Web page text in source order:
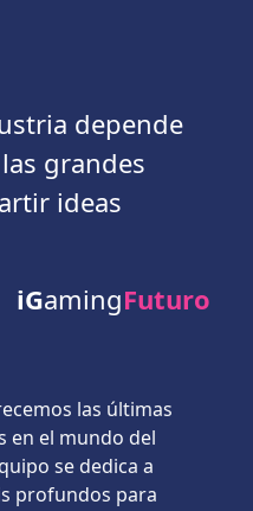
depende
grandes
ideas
iGamingFuturo
las últimas
en el mundo del
se dedica a
profundos para